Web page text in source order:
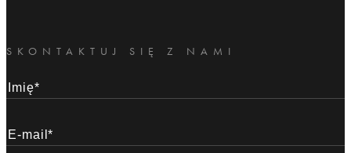
SKONTAKTUJ SIĘ Z NAMI